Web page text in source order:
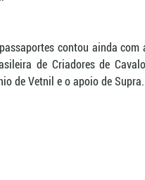
contou ainda com
de Criadores de
de Vetnil e o apoio de Supra.